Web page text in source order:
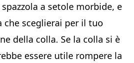
a setole morbide, e
sceglierai per il tuo
della colla. Se la colla si è
essere utile rompere la